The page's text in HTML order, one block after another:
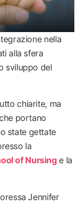
nella
alla sfera
sviluppo del
chiarite, ma
portano
state gettate
la
of Nursing e la
Jennifer